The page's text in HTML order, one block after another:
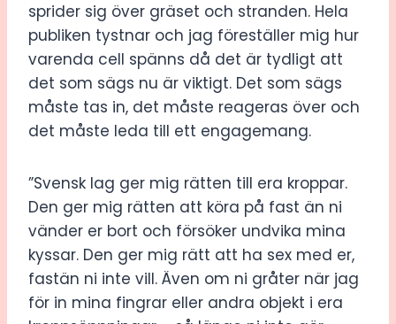
sprider sig över gräset och stranden. Hela
publiken tystnar och jag föreställer mig hur
varenda cell spänns då det är tydligt att
det som sägs nu är viktigt. Det som sägs
måste tas in, det måste reageras över och
det måste leda till ett engagemang.
”Svensk lag ger mig rätten till era kroppar.
Den ger mig rätten att köra på fast än ni
vänder er bort och försöker undvika mina
kyssar. Den ger mig rätt att ha sex med er,
fastän ni inte vill. Även om ni gråter när jag
för in mina fingrar eller andra objekt i era